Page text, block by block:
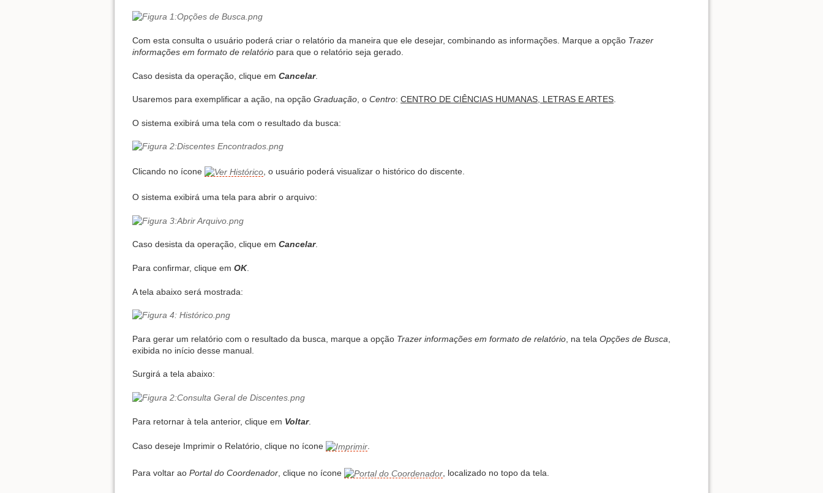
Com esta consulta o usuário poderá criar o relatório da maneira que ele desejar, combinando as informações. Marque a opção Trazer
informações em formato de relatório para que o relatório seja gerado.
Caso desista da operação, clique em Cancelar.
Usaremos para exemplificar a ação, na opção Graduação, o Centro: CENTRO DE CIÊNCIAS HUMANAS, LETRAS E ARTES.
O sistema exibirá uma tela com o resultado da busca:
Clicando no ícone , o usuário poderá visualizar o histórico do discente.
O sistema exibirá uma tela para abrir o arquivo:
Caso desista da operação, clique em Cancelar.
Para confirmar, clique em OK.
A tela abaixo será mostrada:
Para gerar um relatório com o resultado da busca, marque a opção Trazer informações em formato de relatório , na tela Opções de Busca
exibida no início desse manual.
Surgirá a tela abaixo:
Para retornar à tela anterior, clique em Voltar.
Caso deseje Imprimir o Relatório, clique no ícone
Para voltar ao Portal do Coordenador, clique no ícone , localizado no topo da tela.